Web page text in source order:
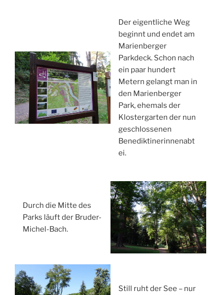
Der eigentliche Weg
beginnt und endet am
Marienberger
Parkdeck. Schon nach
ein paar hundert
Metern gelangt man in
den Marienberger
Park, ehemals der
Klostergarten der nun
geschlossenen
Benediktinerinnenabt
ei.
Durch die Mitte des
Parks läuft der Bruder-
Michel-Bach.
Still ruht der See – nur